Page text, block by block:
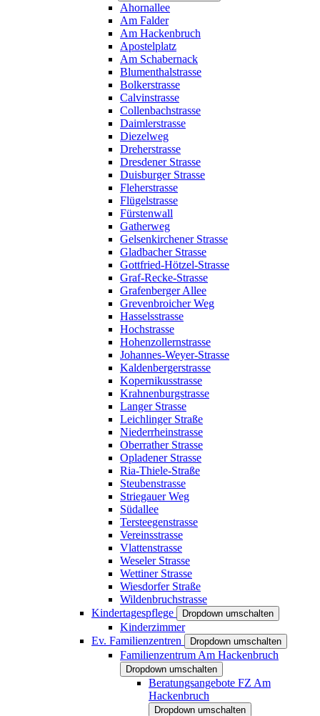
Ahornallee
Am Falder
Am Hackenbruch
Apostelplatz
Am Schabernack
Blumenthalstrasse
Bolkerstrasse
Calvinstrasse
Collenbachstrasse
Daimlerstrasse
Diezelweg
Dreherstrasse
Dresdener Strasse
Duisburger Strasse
Fleherstrasse
Flügelstrasse
Fürstenwall
Gatherweg
Gelsenkirchener Strasse
Gladbacher Strasse
Gottfried-Hötzel-Strasse
Graf-Recke-Strasse
Grafenberger Allee
Grevenbroicher Weg
Hasselsstrasse
Hochstrasse
Hohenzollernstrasse
Johannes-Weyer-Strasse
Kaldenbergerstrasse
Kopernikusstrasse
Krahnenburgstrasse
Langer Strasse
Leichlinger Straße
Niederrheinstrasse
Oberrather Strasse
Opladener Strasse
Ria-Thiele-Straße
Steubenstrasse
Striegauer Weg
Südallee
Tersteegenstrasse
Vereinsstrasse
Vlattenstrasse
Weseler Strasse
Wettiner Strasse
Wiesdorfer Straße
Wildenbruchstrasse
Kindertagespflege
Dropdown umschalten
Kinderzimmer
Ev. Familienzentren
Dropdown umschalten
Familienzentrum Am Hackenbruch
Dropdown umschalten
Beratungsangebote FZ Am
Hackenbruch
Dropdown umschalten